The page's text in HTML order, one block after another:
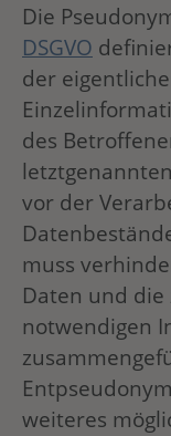
Die
DSGVO
der
des
vor der
muss
Daten und
notwendigen
weiteres